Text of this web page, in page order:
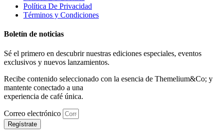
Política De Privacidad
Términos y Condiciones
Boletín de noticias
Sé el primero en descubrir nuestras ediciones especiales, eventos
exclusivos y nuevos lanzamientos.
Recibe contenido seleccionado con la esencia de Themelium&Co; y
mantente conectado a una
experiencia de café única.
Correo electrónico
Regístrate